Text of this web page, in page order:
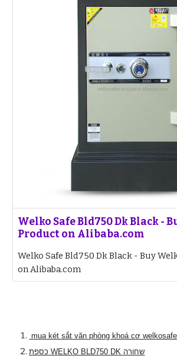
Welko Safe Bld750 Dk Black -
Product on Alibaba.com
Welko Safe Bld750 Dk Black - Buy
on Alibaba.com
mua két sắt văn phòng khoá cơ
כספת WELKO BLD750 DK שחורה